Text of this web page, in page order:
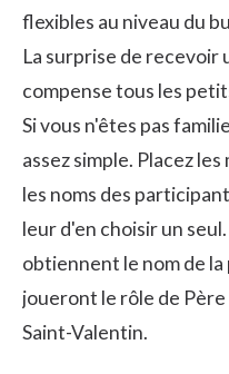
flexibles au niveau du
La surprise de recevoir
compense tous les
Si vous n'êtes pas
assez simple. Placez
les noms des
leur d'en choisir un
obtiennent le nom de
joueront le rôle de Père
Saint-Valentin.